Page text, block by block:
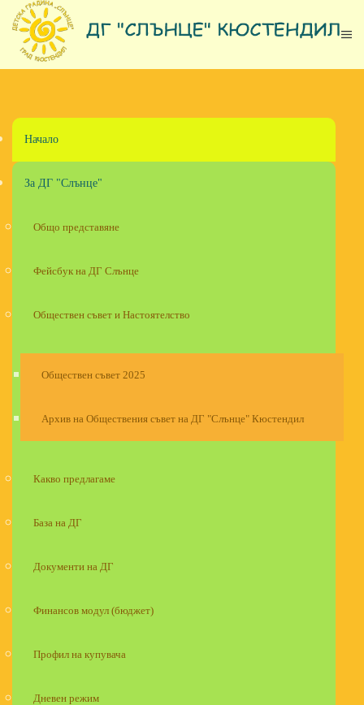
Skip to main content
Начало
За ДГ "Слънце"
Общо представяне
Фейсбук на ДГ Слънце
Обществен съвет и Настоятелство
Обществен съвет 2025
Архив на Обществения съвет на ДГ "Слънце" Кюстендил
Какво предлагаме
База на ДГ
Документи на ДГ
Финансов модул (бюджет)
Профил на купувача
Дневен режим